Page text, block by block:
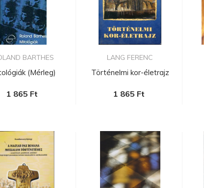
BARTHES
(Mérleg)
1 865 Ft
LANG FERENC
Történelmi kor-életrajz
1 865 Ft